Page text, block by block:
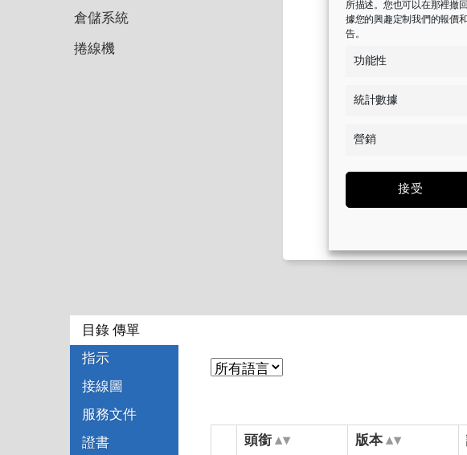
所描述。您也可以在那裡撤
據您的興趣定制我們的報價
告。
功能性
統計數據
營銷
接受
倉儲系統
捲線機
目錄 傳單
指示
接線圖
服務文件
證書 頭銜 版本